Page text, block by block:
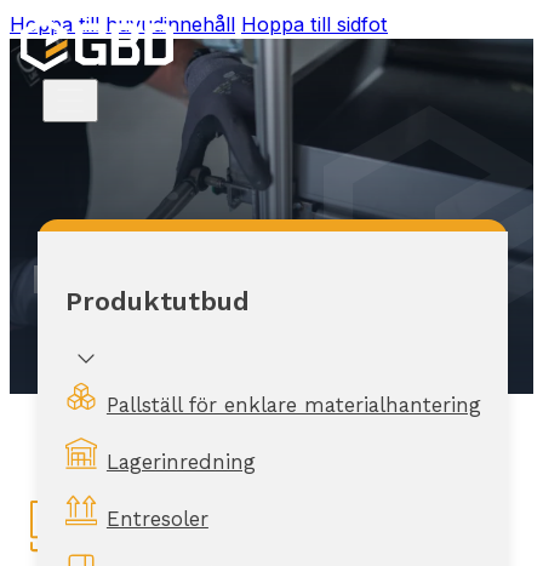
Hoppa till huvudinnehåll Hoppa till sidfot
Produktutbud
Pallställ för enklare materialhantering
Lagerinredning
Entresoler
Montagetjänster